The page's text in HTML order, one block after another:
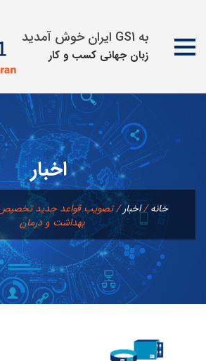
به GS1 ایران خوش آمدید
زبان جهانی كسب و كار
محتوا
اخبار
خانه/اخبار/
بهداشت و درمان